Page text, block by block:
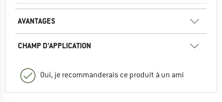
AVANTAGES
CHAMP D'APPLICATION
Oui, je recommanderais ce produit à un ami